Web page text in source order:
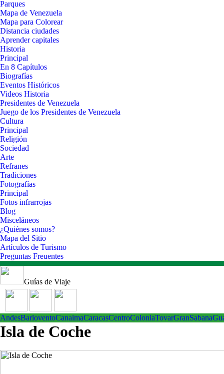
Parques
Mapa de Venezuela
Mapa para Colorear
Distancia ciudades
Aprender capitales
Historia
Principal
En 8 Capítulos
Biografías
Eventos Históricos
Videos Historia
Presidentes de Venezuela
Juego de los Presidentes de Venezuela
Cultura
Principal
Religión
Sociedad
Arte
Refranes
Tradiciones
Fotografías
Principal
Fotos infrarrojas
Blog
Misceláneos
¿Quiénes somos?
Mapa del Sitio
Artículos de Turismo
Preguntas Freuentes
Guías de Viaje
AndesBarloventoCanaimaCaracasCentroColoniaTovarGranSabana
Isla de Coche